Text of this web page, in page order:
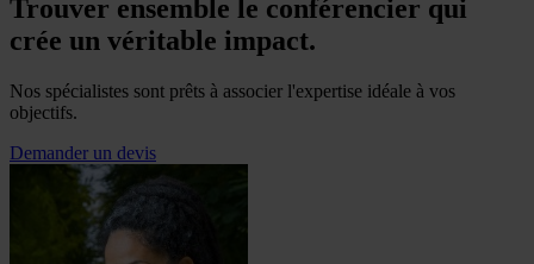
Trouver ensemble le conférencier qui
crée un véritable impact.
Nos spécialistes sont prêts à associer l'expertise idéale à vos
objectifs.
Demander un devis